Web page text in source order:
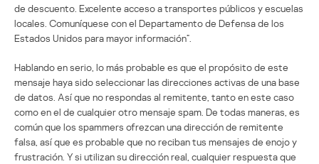
de descuento. Excelente acceso a transportes públicos y escuelas
locales. Comuníquese con el Departamento de Defensa de los
Estados Unidos para mayor información”.
Hablando en serio, lo más probable es que el propósito de este
mensaje haya sido seleccionar las direcciones activas de una base
de datos. Así que no respondas al remitente, tanto en este caso
como en el de cualquier otro mensaje spam. De todas maneras, es
común que los spammers ofrezcan una dirección de remitente
falsa, así que es probable que no reciban tus mensajes de enojo y
frustración. Y si utilizan su dirección real, cualquier respuesta que